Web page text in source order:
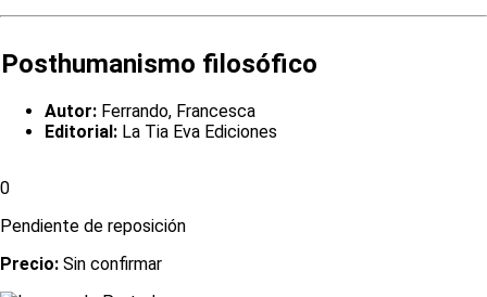
Posthumanismo filosófico
Autor: Ferrando, Francesca
Editorial: La Tia Eva Ediciones
0
Pendiente de reposición
Precio: Sin confirmar